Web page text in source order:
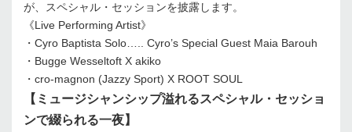
が、スペシャル・セッションを披露します。
《Live Performing Artist》
・Cyro Baptista Solo….. Cyro’s Special Guest Maia Barouh
・Bugge Wesseltoft X akiko
・cro-magnon (Jazzy Sport) X ROOT SOUL
【ミュージシャンシップ溢れるスペシャル・セッショ
ンで綴られる一夜】